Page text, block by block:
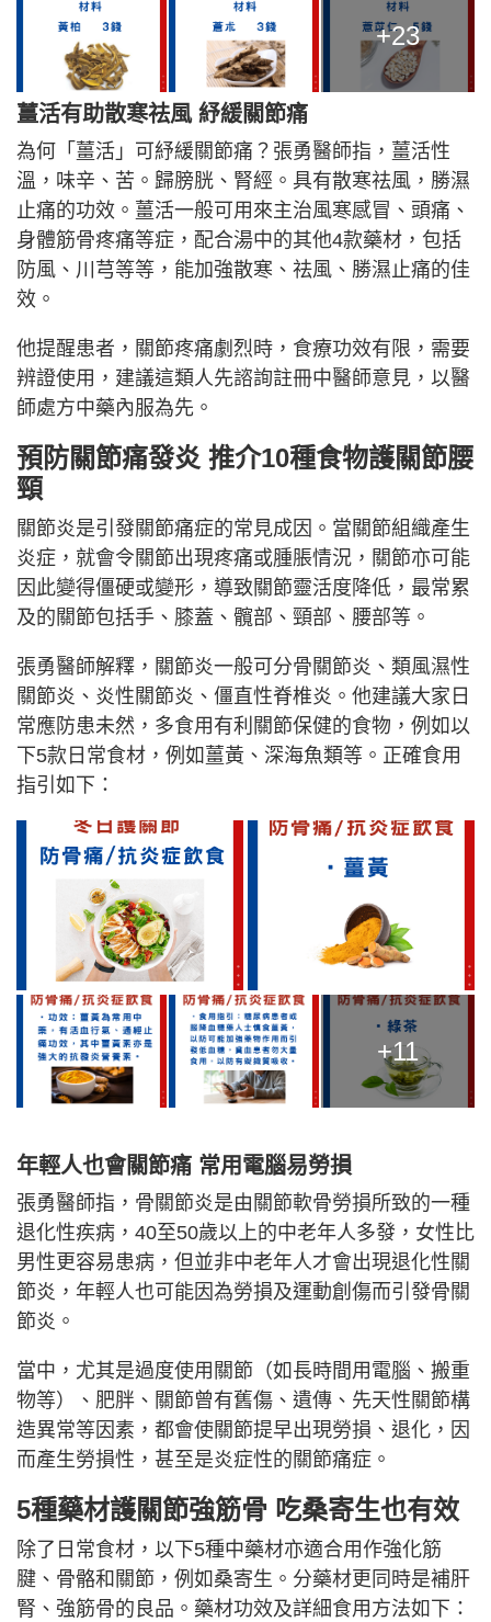
+23
薑活有助散寒祛風 紓緩關節痛
為何「薑活」可紓緩關節痛？張勇醫師指，薑活性
溫，味辛、苦。歸膀胱、腎經。具有散寒祛風，勝濕
止痛的功效。薑活一般可用來主治風寒感冒、頭痛、
身體筋骨疼痛等症，配合湯中的其他4款藥材，包括
防風、川芎等等，能加強散寒、祛風、勝濕止痛的佳
效。
他提醒患者，關節疼痛劇烈時，食療功效有限，需要
辨證使用，建議這類人先諮詢註冊中醫師意見，以醫
師處方中藥內服為先。
預防關節痛發炎 推介10種食物護關節腰
頸
關節炎是引發關節痛症的常見成因。當關節組織產生
炎症，就會令關節出現疼痛或腫脹情況，關節亦可能
因此變得僵硬或變形，導致關節靈活度降低，最常累
及的關節包括手、膝蓋、髖部、頸部、腰部等。
張勇醫師解釋，關節炎一般可分骨關節炎、類風濕性
關節炎、炎性關節炎、僵直性脊椎炎。他建議大家日
常應防患未然，多食用有利關節保健的食物，例如以
下5款日常食材，例如薑黃、深海魚類等。正確食用
指引如下：
+11
年輕人也會關節痛 常用電腦易勞損
張勇醫師指，骨關節炎是由關節軟骨勞損所致的一種
退化性疾病，40至50歲以上的中老年人多發，女性比
男性更容易患病，但並非中老年人才會出現退化性關
節炎，年輕人也可能因為勞損及運動創傷而引發骨關
節炎。
當中，尤其是過度使用關節（如長時間用電腦、搬重
物等）、肥胖、關節曾有舊傷、遺傳、先天性關節構
造異常等因素，都會使關節提早出現勞損、退化，因
而產生勞損性，甚至是炎症性的關節痛症。
5種藥材護關節強筋骨 吃桑寄生也有效
除了日常食材，以下5種中藥材亦適合用作強化筋
腱、骨骼和關節，例如桑寄生。分藥材更同時是補肝
腎、強筋骨的良品。藥材功效及詳細食用方法如下：